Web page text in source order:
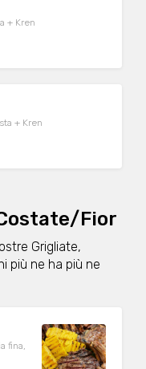
+ Kren
+ Kren
Fior
Grigliate,
più ne ha più ne
fina,